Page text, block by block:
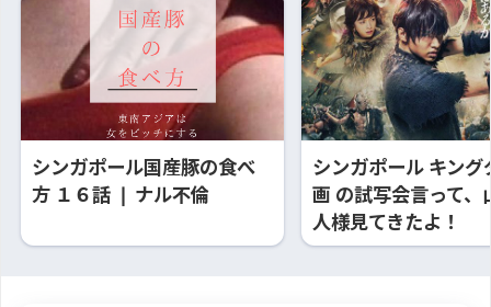
シンガポール国産豚の食べ
方 １６話 ❘ ナル不倫
シンガポール キング
画 の試写会言って、
人様見てきたよ！